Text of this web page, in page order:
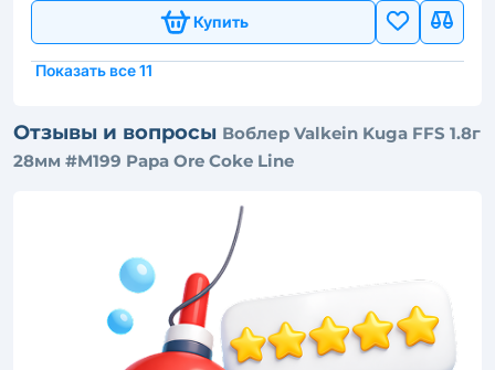
Купить
Показать все 11
Отзывы и вопросы Воблер Valkein Kuga FFS 1.8г
28мм #M199 Papa Ore Coke Line